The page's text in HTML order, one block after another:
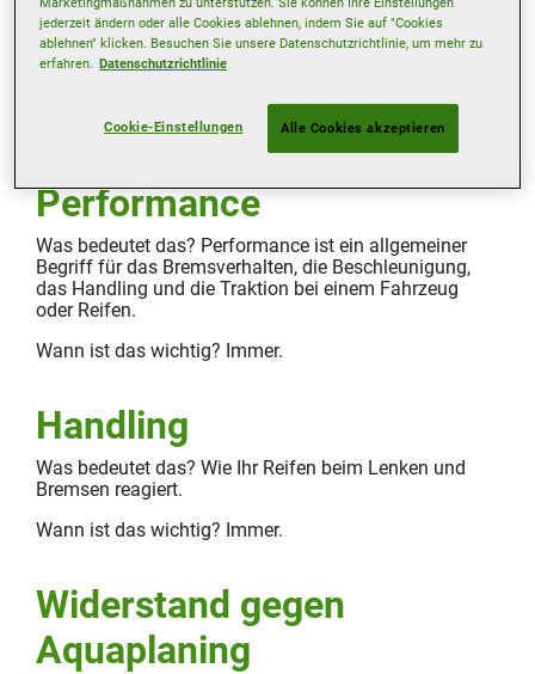
Was bedeutet das? Wie leicht ein Reifen über die
Fahrbahn rollt.
Wann ist das wichtig? Wenn Sie Ihren
Kraftstoffverbrauch verringern wollen.
Performance
Was bedeutet das? Performance ist ein allgemeiner
Begriff für das Bremsverhalten, die Beschleunigung,
das Handling und die Traktion bei einem Fahrzeug
oder Reifen.
Wann ist das wichtig? Immer.
Handling
Was bedeutet das? Wie Ihr Reifen beim Lenken und
Bremsen reagiert.
Wann ist das wichtig? Immer.
Widerstand gegen
Aquaplaning
jederzeit ändern oder alle Cookies ablehnen, indem Sie auf "Cookies
ablehnen" klicken. Besuchen Sie unsere Datenschutzrichtlinie, um mehr zu
erfahren. Datenschutzrichtlinie
Cookie-Einstellungen Alle Cookies akzeptieren